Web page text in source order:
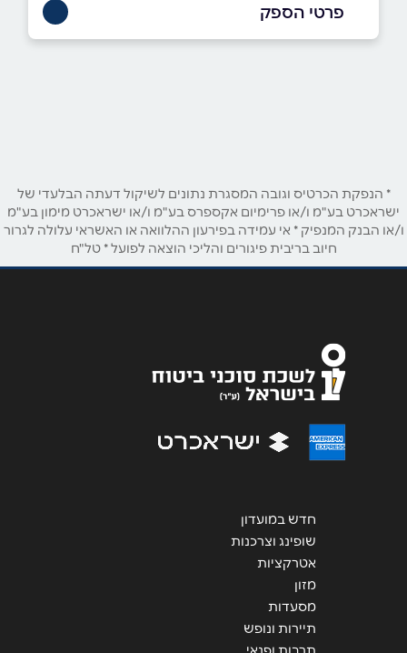
פרטי הספק
אימייל *
הודעה
* הנפקת הכרטיס וגובה המסגרת נתונים לשיקול דעתה הבלעדי של
ישראכרט בע"מ ו/או פרימיום אקספרס בע"מ ו/או ישראכרט מימון בע"מ
ו/או הבנק המנפיק * אי עמידה בפירעון ההלוואה או האשראי עלולה לגרור
חיוב בריבית פיגורים והליכי הוצאה לפועל * טל"ח
חדש במועדון
שופינג וצרכנות
אטרקציות
מזון
מסעדות
תיירות ונופש